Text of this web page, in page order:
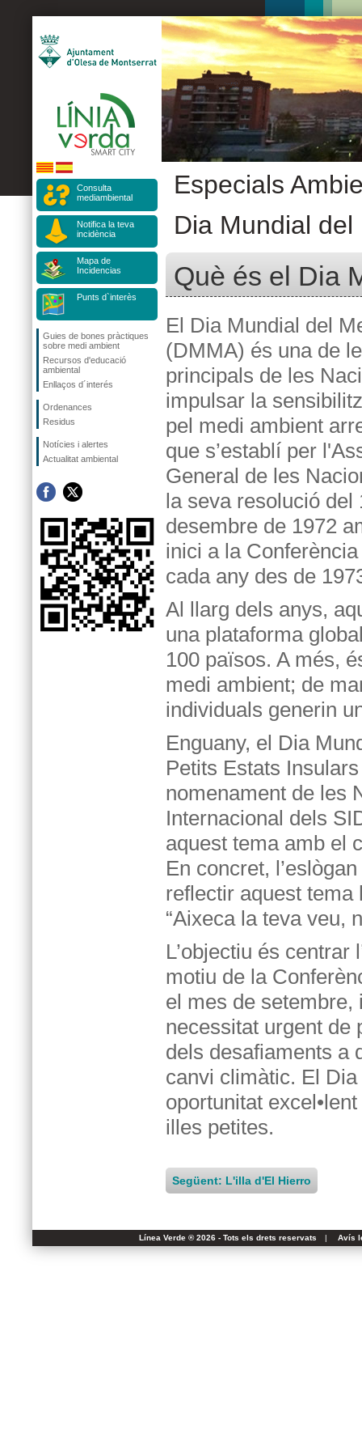
Consulta
mediambiental
Notifica la teva
incidència
Mapa de
Incidencias
Punts d`interès
Guies de bones pràctiques
sobre medi ambient
Recursos d'educació
ambiental
Enllaços d´interés
Ordenances
Residus
Notícies i alertes
Actualitat ambiental
Especials
Dia Mundial
Què és el Dia
El Dia Mundial del
(DMMA) és una de
principals de les
impulsar la
pel medi ambient
que s’establí per
General de les
la seva resolució del
desembre de 1972
inici a la Conferència
cada any des de
Al llarg dels anys,
una plataforma
100 països. A més,
medi ambient; de
individuals generin
Enguany, el Dia
Petits Estats
nomenament de les
Internacional dels
aquest tema amb el
En concret,
reflectir aquest tema
“Aixeca la teva veu,
L’objectiu és
motiu de la
el mes de
necessitat urgent de
dels desafiaments a
canvi climàtic. El
oportunitat
illes petites.
Següent: L'illa d'El Hierro
Línea Verde ® 2026 - Tots els drets reservats | Avís